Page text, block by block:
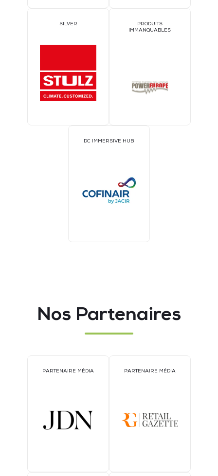
SILVER
PRODUITS
IMMANQUABLES
DC IMMERSIVE HUB
Nos Partenaires
PARTENAIRE MÉDIA PARTENAIRE MÉDIA